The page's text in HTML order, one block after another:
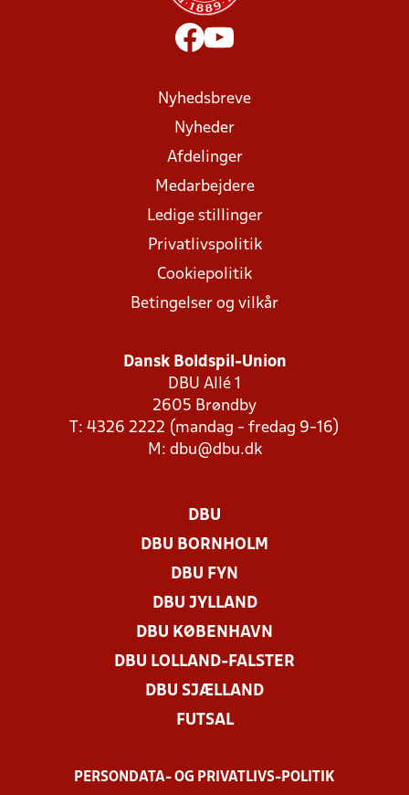
Nyhedsbreve
Nyheder
Afdelinger
Medarbejdere
Ledige stillinger
Privatlivspolitik
Cookiepolitik
Betingelser og vilkår
Dansk Boldspil-Union
DBU Allé 1
2605 Brøndby
T: 4326 2222 (mandag - fredag 9-16)
M: dbu@dbu.dk
DBU
DBU BORNHOLM
DBU FYN
DBU JYLLAND
DBU KØBENHAVN
DBU LOLLAND-FALSTER
DBU SJÆLLAND
FUTSAL
PERSONDATA- OG PRIVATLIVS-POLITIK